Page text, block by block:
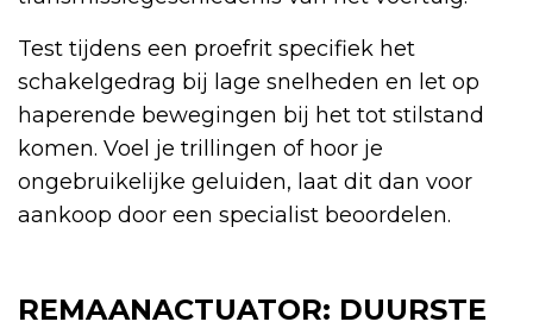
Test tijdens een proefrit specifiek het
schakelgedrag bij lage snelheden en let op
haperende bewegingen bij het tot stilstand
komen. Voel je trillingen of hoor je
ongebruikelijke geluiden, laat dit dan voor
aankoop door een specialist beoordelen.
REMAANACTUATOR: DUURSTE